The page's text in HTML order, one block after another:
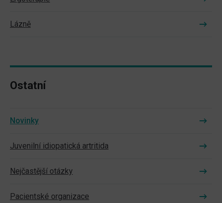
Lázně
Ostatní
Novinky
Juvenilní idiopatická artritida
Nejčastější otázky
Pacientské organizace